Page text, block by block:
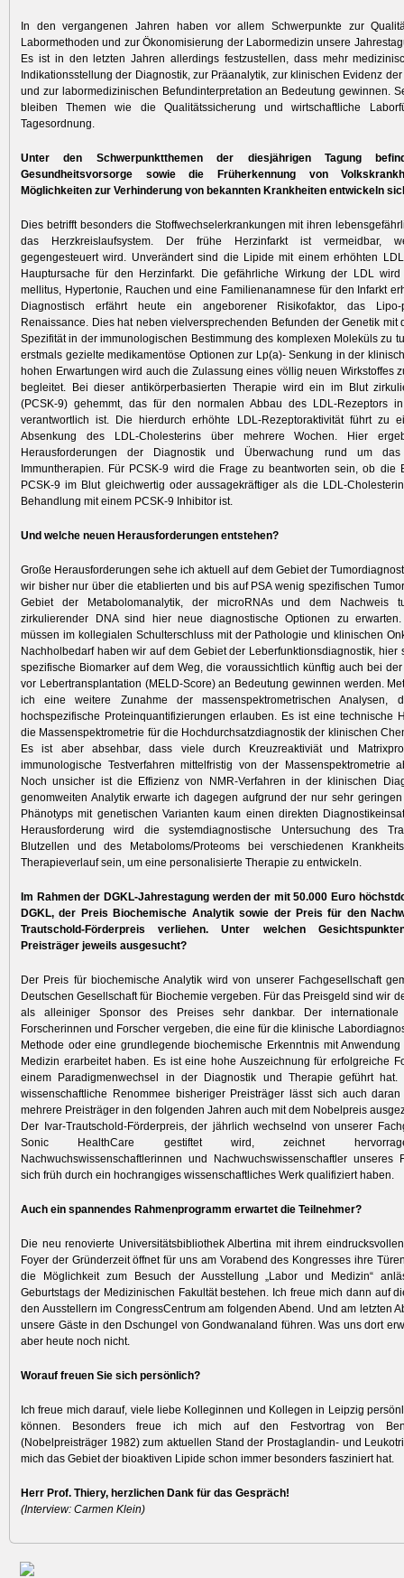
In den vergangenen Jahren haben vor allem Schwerpunkte zur
Labormethoden und zur Ökonomisierung der Labormedizin unsere
Es ist in den letzten Jahren allerdings festzustellen, dass mehr
Indikationsstellung der Diagnostik, zur Präanalytik, zur klini­schen Evidenz
und zur ­labormedizinischen Befundinterpretation an Bedeutung gewinnen.
bleiben Themen wie die Qualitätssicherung und wirtschaftliche
Tagesordnung.
Unter den Schwerpunktthemen der diesjährigen Tagung
Gesundheitsvorsorge sowie die Früherkennung von
Möglichkeiten zur Verhinderung von bekannten Krankheiten entwickeln
Dies betrifft besonders die Stoffwechselerkrankungen mit ihren
das Herzkreislaufsystem. Der frühe Herzinfarkt ist vermeidbar,
gegengesteuert wird. Unverändert sind die Lipide mit einem ­erhöhten
Hauptursache für den Herzinfarkt. Die gefährliche Wirkung der LDL
mellitus, Hypertonie, Rauchen und eine Familienanamnese für den Infarkt
Diagnostisch erfährt heute ein angeborener Risikofaktor, das Lipo­-
Renaissance. Dies hat neben vielversprechenden Befunden der Genetik mit
Spezifität in der immunologi­schen Bestimmung des komplexen Moleküls zu
erstmals gezielte medikamentöse Optionen zur Lp(a)- Senkung in der
hohen Erwartungen wird auch die Zulassung eines völlig neuen Wirkstoffes
begleitet. Bei dieser antikörperbasierten Therapie wird ein im Blut
(PCSK-9) gehemmt, das für den normalen Abbau des LDL-Rezeptors
verantwortlich ist. Die hierdurch erhöhte LDL-Rezeptoraktivität führt zu
Absenkung des LDL-Cholesterins über mehrere Wochen. Hier
Herausforderungen der Diagnostik und Überwachung rund um
Immuntherapien. Für PCSK-9 wird die Frage zu beantworten sein, ob die
PCSK-9 im Blut gleichwertig oder aussagekräf­tiger als die LDL-
Behandlung mit einem PCSK-9 Inhibitor ist.
Und welche neuen Herausforderungen entstehen?
Große Herausforderungen sehe ich aktuell auf dem Gebiet der
wir bisher nur über die etablierten und bis auf PSA wenig spezifischen
Gebiet der Metabolomanalytik, der microRNAs und dem Nachweis
zirkulierender DNA sind hier neue diagnostische Optio­nen zu
müssen im kollegialen Schulterschluss mit der Pathologie und klinischen
Nachhol­bedarf haben wir auf dem Gebiet der Leberfunktionsdiagnostik, hier
spezifische Biomarker auf dem Weg, die voraussichtlich künftig auch bei
vor Lebertransplantation (MELD-Score) an Bedeutung gewinnen werden.
ich eine weitere Zunahme der massenspektrometrischen Analysen,
hochspezifische Proteinquantifizierungen erlauben. Es ist eine technische
die Massenspektro­metrie für die Hochdurchsatzdiagnostik der klinischen
Es ist aber absehbar, dass viele durch Kreuzreaktiviät und
immunologische Testverfahren mittelfristig von der Massenspektrometrie
Noch unsicher ist die Effizienz von NMR-Verfahren in der klinischen
genomweiten Analytik erwarte ich dagegen aufgrund der nur sehr
Phänotyps mit genetischen Varianten kaum einen direkten
Herausforderung wird die systemdiagnostische Untersuchung des
Blutzellen und des Meta­boloms/Proteoms bei verschiedenen
Therapieverlauf sein, um eine personalisierte Therapie zu entwickeln.
Im Rahmen der DGKL-Jahrestagung werden der mit 50.000 Euro
DGKL, der Preis Biochemische Analytik sowie der Preis für den
Trautschold-Förderpreis verliehen. Unter welchen
Preisträger jeweils ausgesucht?
Der Preis für biochemische Analytik wird von unserer Fachgesellschaft
Deutschen Gesellschaft für Biochemie vergeben. Für das Preisgeld sind wir
als alleiniger Sponsor des Preises sehr dankbar. Der
Forscherinnen und Forscher vergeben, die eine für die klinische
Methode oder eine grundlegende biochemische Erkenntnis mit
Medizin erarbeitet haben. Es ist eine hohe Auszeichnung für erfolgreiche
einem Paradigmenwechsel in der Diagnostik und Therapie geführt hat.
wissenschaftliche Renommee bisheriger Preisträger lässt sich auch
mehrere Preisträger in den folgenden Jahren auch mit dem Nobelpreis
Der Ivar-Trautschold-Förderpreis, der jährlich wechselnd von unserer
Sonic HealthCare gestiftet wird, zeichnet
Nachwuchswissenschaftlerinnen und Nachwuchswissenschaftler unseres
sich früh durch ein hochrangiges wissen­schaftliches Werk quali­fiziert haben.
Auch ein spannendes Rahmenprogramm erwartet die Teilnehmer?
Die neu renovierte Universitätsbibliothek Albertina mit ihrem
Foyer der Gründerzeit öffnet für uns am Vor­abend des Kongresses ihre
die Möglichkeit zum Besuch der Ausstellung „Labor und Medizin“
Geburtstags der Medizinischen Fakultät bestehen. Ich freue mich dann auf
den Ausstellern im CongressCentrum am folgenden Abend. Und am letzten
unsere Gäste in den Dschungel von Gondwanaland führen. Was uns dort
aber heute noch nicht.
Worauf freuen Sie sich persönlich?
Ich freue mich darauf, viele liebe Kolleginnen und Kollegen in Leipzig
können. Besonders freue ich mich auf den Festvortrag von
(Nobelpreisträger 1982) zum aktuellen Stand der Prostaglandin- und
mich das Gebiet der bioaktiven Lipide schon immer besonders fasziniert hat.
Herr Prof. Thiery, herzlichen Dank für das Gespräch!
(Interview: Carmen Klein)